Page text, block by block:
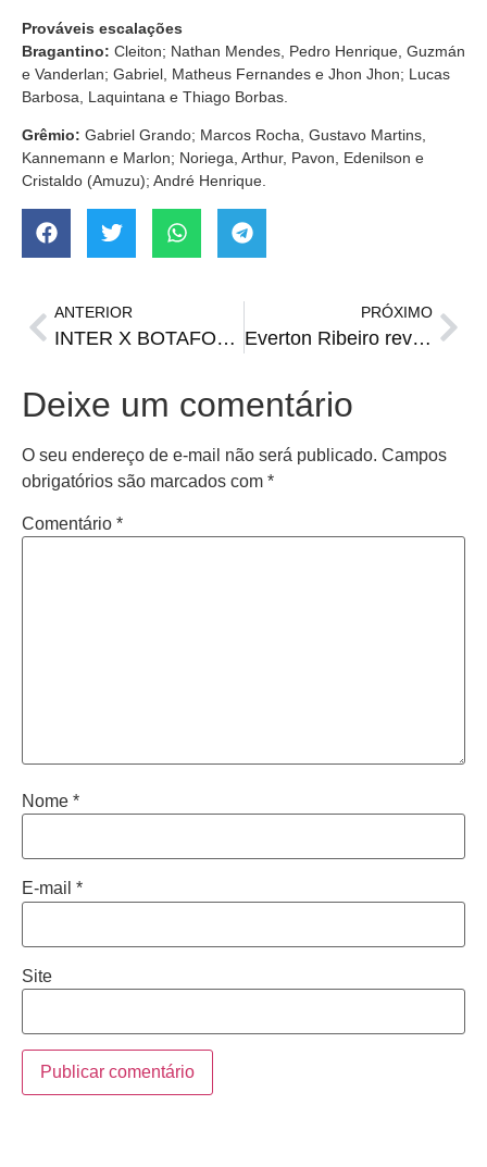
Prováveis escalações
Bragantino: Cleiton; Nathan Mendes, Pedro Henrique, Guzmán
e Vanderlan; Gabriel, Matheus Fernandes e Jhon Jhon; Lucas
Barbosa, Laquintana e Thiago Borbas.
Grêmio: Gabriel Grando; Marcos Rocha, Gustavo Martins,
Kannemann e Marlon; Noriega, Arthur, Pavon, Edenilson e
Cristaldo (Amuzu); André Henrique.
ANTERIOR
INTER X BOTAFOGO | Onde assistir, horário e prováveis escalações
PRÓXIMO
Everton Ribeiro revela diagnóstico de câncer na tireoide e passa por cirurgia
Deixe um comentário
O seu endereço de e-mail não será publicado. Campos
obrigatórios são marcados com *
Comentário *
Nome *
E-mail *
Site